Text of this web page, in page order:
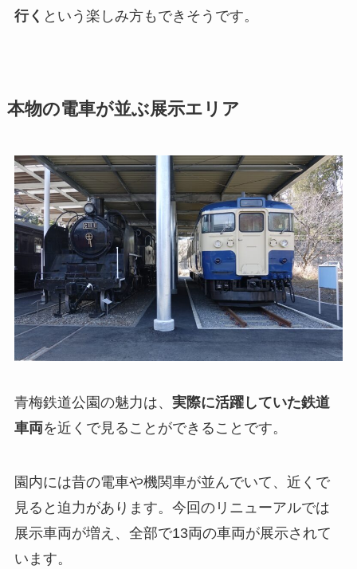
行く という楽しみ方もできそうです。
本物の電車が並ぶ展示エリア
青梅鉄道公園の魅力は、 実際に活躍していた鉄道
車両を近くで見ることができることです。
園内には昔の電車や機関車が並んでいて、近くで
見ると迫力があります。今回のリニューアルでは
展示車両が増え、全部で13両の車両が展示されて
います。